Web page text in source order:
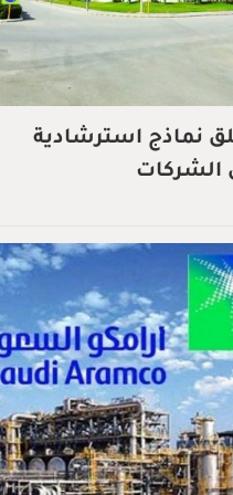
نماذج استرشادية
الشركات